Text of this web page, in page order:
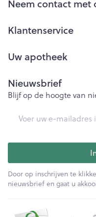
Neem contact met
Klantenservice
Uw apotheek
Nieuwsbrief
Blijf op de hoogte van
Door op inschrijven te
nieuwsbrief en gaat u